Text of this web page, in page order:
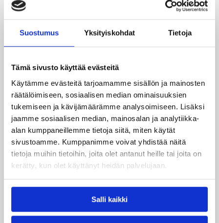
Suostumus Yksityiskohdat Tietoja
Tämä sivusto käyttää evästeitä
Käytämme evästeitä tarjoamamme sisällön ja mainosten
räätälöimiseen, sosiaalisen median ominaisuuksien
tukemiseen ja kävijämäärämme analysoimiseen. Lisäksi
jaamme sosiaalisen median, mainosalan ja analytiikka-
alan kumppaneillemme tietoja siitä, miten käytät
sivustoamme. Kumppanimme voivat yhdistää näitä
tietoja muihin tietoihin, joita olet antanut heille tai joita on
kerätty, kun olet käyttänyt heidän palvelujaan.
Salli kaikki
serbialaisjoukkueen puristuksessa. Olimpijan
pelitilanneheitoista upposi vain 33%.
Eurocupin viikon 7 MVP:ksi valittu Salin pelasi
Belgradissa 31 minuuttia kuuden pisteen, neljän
Adrianmeren liigan hännillä kahdella voitollaan
tasapisteissä Sirokin kanssa.
Ottelutilastot: Partizan – Olimpija
Päivitetty01.12.2013
Henkilöt
Samuel Haanpää
Shawn Huff